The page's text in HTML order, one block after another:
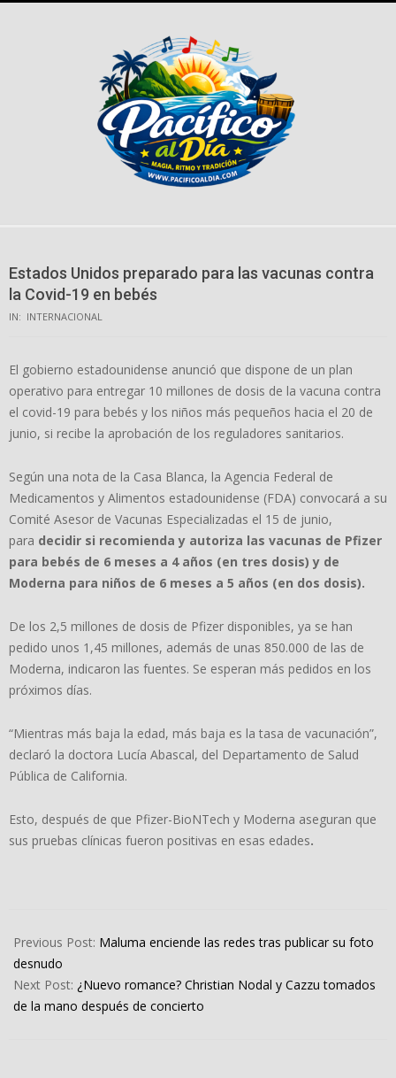
Estados Unidos preparado para las vacunas contra
la Covid-19 en bebés
IN: INTERNACIONAL
El gobierno estadounidense anunció que dispone de un plan
operativo para entregar 10 millones de dosis de la vacuna contra
el covid-19 para bebés y los niños más pequeños hacia el 20 de
junio, si recibe la aprobación de los reguladores sanitarios.
Según una nota de la Casa Blanca, la Agencia Federal de
Medicamentos y Alimentos estadounidense (FDA) convocará a su
Comité Asesor de Vacunas Especializadas el 15 de junio,
para decidir si recomienda y autoriza las vacunas de Pfizer
para bebés de 6 meses a 4 años (en tres dosis) y de
Moderna para niños de 6 meses a 5 años (en dos dosis).
De los 2,5 millones de dosis de Pfizer disponibles, ya se han
pedido unos 1,45 millones, además de unas 850.000 de las de
Moderna, indicaron las fuentes. Se esperan más pedidos en los
próximos días.
“Mientras más baja la edad, más baja es la tasa de vacunación”,
declaró la doctora Lucía Abascal, del Departamento de Salud
Pública de California.
Esto, después de que Pfizer-BioNTech y Moderna aseguran que
sus pruebas clínicas fueron positivas en esas edades.
06-
09
Previous Post: Maluma enciende las redes tras publicar su foto
desnudo
Next Post: ¿Nuevo romance? Christian Nodal y Cazzu tomados
de la mano después de concierto